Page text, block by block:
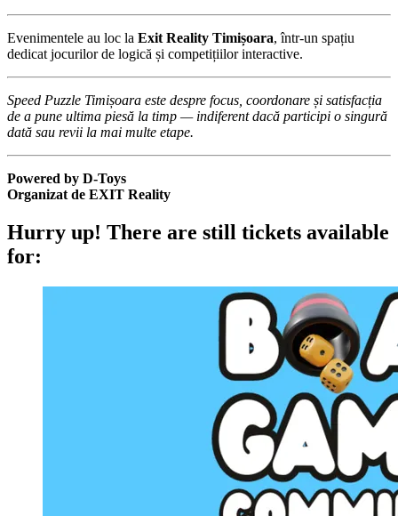
Evenimentele au loc la Exit Reality Timișoara, într-un spațiu
dedicat jocurilor de logică și competițiilor interactive.
Speed Puzzle Timișoara este despre focus, coordonare și satisfacția
de a pune ultima piesă la timp — indiferent dacă participi o singură
dată sau revii la mai multe etape.
Powered by D-Toys
Organizat de EXIT Reality
Hurry up! There are still tickets available
for: